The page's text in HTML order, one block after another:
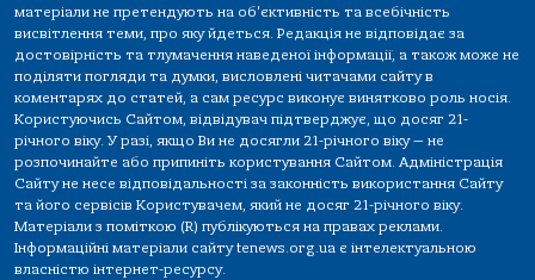
матеріали не претендують на об'єктивність та всебічність
висвітлення теми, про яку йдеться. Редакція не відповідає за
достовірність та тлумачення наведеної інформації, а також може не
поділяти погляди та думки, висловлені читачами сайту в
коментарях до статей, а сам ресурс виконує винятково роль носія.
Користуючись Сайтом, відвідувач підтверджує, що досяг 21-
річного віку. У разі, якщо Ви не досягли 21-річного віку — не
розпочинайте або припиніть користування Сайтом. Адміністрація
Сайту не несе відповідальності за законність використання Сайту
та його сервісів Користувачем, який не досяг 21-річного віку.
Матеріали з поміткою (R) публікуються на правах реклами.
Інформаційні матеріали сайту tenews.org.ua є інтелектуальною
власністю інтернет-ресурсу.